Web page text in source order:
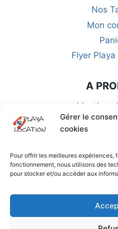
Gérer le
cookies
Pour offrir les meilleures
fonctionnement, nous utilisons des
pour stocker et/ou accéder aux
Nos
Mon
Flyer
A
Mentions
CGU-
Politique de
Politique de
SUIVEZ-NOUS